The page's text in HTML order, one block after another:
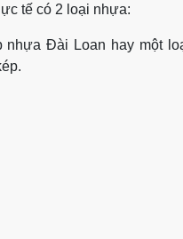
tế có 2 loại nhựa:
Đài Loan hay một